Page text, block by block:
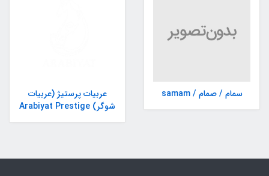
سمام / صمام / samam
عربیات پرستیژ (عربیات
شوگر) Arabiyat Prestige